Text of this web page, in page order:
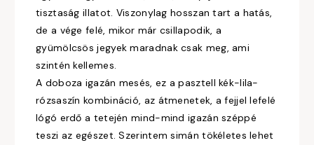
tisztaság illatot. Viszonylag hosszan tart a hatás,
de a vége felé, mikor már csillapodik, a
gyümölcsös jegyek maradnak csak meg, ami
szintén kellemes.
A doboza igazán mesés, ez a pasztell kék-lila-
rózsaszín kombináció, az átmenetek, a fejjel lefelé
lógó erdő a tetején mind-mind igazán széppé
teszi az egészet. Szerintem simán tökéletes lehet